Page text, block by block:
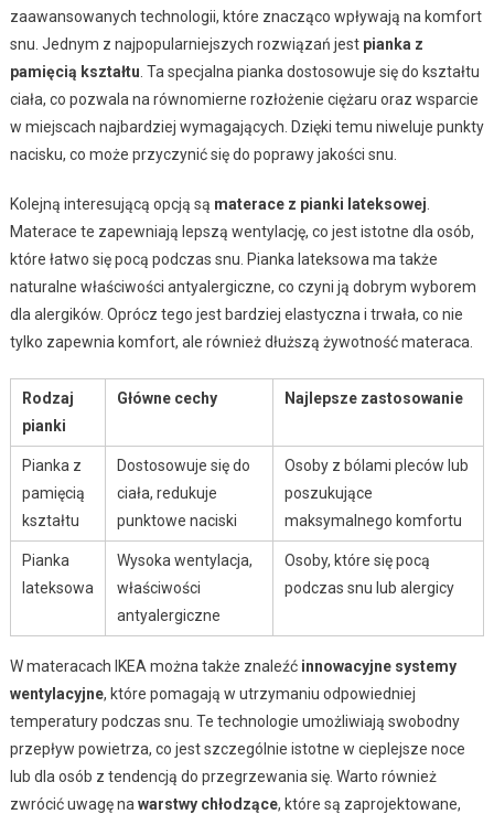
zaawansowanych technologii, które znacząco wpływają na komfort
snu. Jednym z najpopularniejszych rozwiązań jest pianka z
pamięcią kształtu . Ta specjalna pianka dostosowuje się do kształtu
ciała, co pozwala na równomierne rozłożenie ciężaru oraz wsparcie
w miejscach najbardziej wymagających. Dzięki temu niweluje punkty
nacisku, co może przyczynić się do poprawy jakości snu.
Kolejną interesującą opcją są materace z pianki lateksowej
Materace te zapewniają lepszą wentylację, co jest istotne dla osób,
które łatwo się pocą podczas snu. Pianka lateksowa ma także
naturalne właściwości antyalergiczne, co czyni ją dobrym wyborem
dla alergików. Oprócz tego jest bardziej elastyczna i trwała, co nie
tylko zapewnia komfort, ale również dłuższą żywotność materaca.
Rodzaj
pianki
Główne cechy Najlepsze zastosowanie
Pianka z
pamięcią
kształtu
Dostosowuje się do
ciała, redukuje
punktowe naciski
Osoby z bólami pleców lub
poszukujące
maksymalnego komfortu
Pianka
lateksowa
Wysoka wentylacja,
właściwości
antyalergiczne
Osoby, które się pocą
podczas snu lub alergicy
W materacach IKEA można także znaleźć innowacyjne systemy
wentylacyjne, które pomagają w utrzymaniu odpowiedniej
temperatury podczas snu. Te technologie umożliwiają swobodny
przepływ powietrza, co jest szczególnie istotne w cieplejsze noce
lub dla osób z tendencją do przegrzewania się. Warto również
zwrócić uwagę na warstwy chłodzące, które są zaprojektowane,